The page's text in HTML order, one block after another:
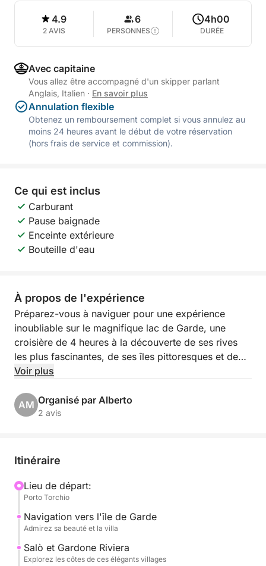
4.9
2 AVIS
6
PERSONNES
4h00
DURÉE
Avec capitaine
Vous allez être accompagné d'un skipper parlant
Anglais, Italien · En savoir plus
Annulation flexible
Obtenez un remboursement complet si vous annulez au
moins 24 heures avant le début de votre réservation
(hors frais de service et commission).
Ce qui est inclus
Carburant
Pause baignade
Enceinte extérieure
Bouteille d'eau
À propos de l'expérience
Préparez-vous à naviguer pour une expérience
inoubliable sur le magnifique lac de Garde, une
croisière de 4 heures à la découverte de ses rives
les plus fascinantes, de ses îles pittoresques et de
ses villages emblématiques ! Au départ du
vous embarquerez pour une excursion exclusive qui
vous offrira des vues à couper le souffle et des
Notre itinéraire, avec des horaires flexibles de 9h00
Garde, la plus grande du lac, avec sa somptueuse
villa et ses jardins qui se reflètent dans l'eau. Nous
continuerons ensuite vers l'élégante Salò, avec ses
rives et son atmosphère raffinée. Nous admirerons
l'historique Gardone Riviera, célèbre pour son
Vittoriale degli Italiani, et la splendide Punta San
Voir plus
AM Organisé par Alberto
2 avis
Itinéraire
Lieu de départ:
Porto Torchio
Navigation vers l'île de Garde
Admirez sa beauté et la villa
Salò et Gardone Riviera
Explorez les côtes de ces élégants villages